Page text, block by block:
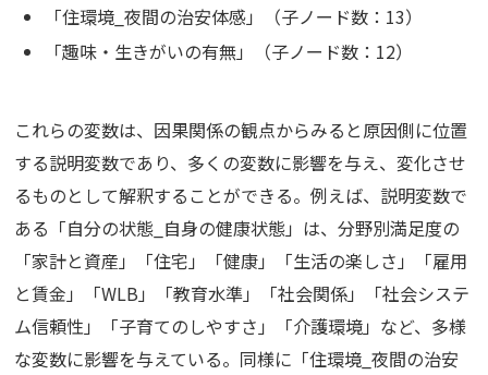
「住環境_夜間の治安体感」（子ノード数：13）
「趣味・生きがいの有無」（子ノード数：12）
これらの変数は、因果関係の観点からみると原因側に位置
する説明変数であり、多くの変数に影響を与え、変化させ
るものとして解釈することができる。例えば、説明変数で
ある「自分の状態_自身の健康状態」は、分野別満足度の
「家計と資産」「住宅」「健康」「生活の楽しさ」「雇用
と賃金」「WLB」「教育水準」「社会関係」「社会システ
ム信頼性」「子育てのしやすさ」「介護環境」など、多様
な変数に影響を与えている。同様に「住環境_夜間の治安